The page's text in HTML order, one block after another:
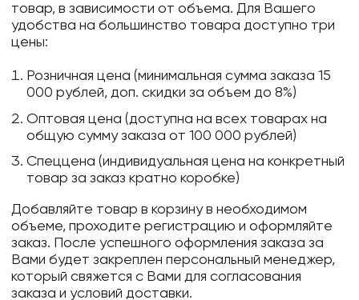
товар, в зависимости от объема. Для Вашего
удобства на большинство товара доступно три
цены:
Розничная цена (минимальная сумма заказа 15
000 рублей, доп. скидки за объем до 8%)
Оптовая цена (доступна на всех товарах на
общую сумму заказа от 100 000 рублей)
Спеццена (индивидуальная цена на конкретный
товар за заказ кратно коробке)
Добавляйте товар в корзину в необходимом
объеме, проходите регистрацию и оформляйте
заказ. После успешного оформления заказа за
Вами будет закреплен персональный менеджер,
который свяжется с Вами для согласования
заказа и условий доставки.